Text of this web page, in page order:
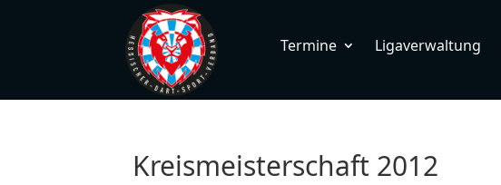
Termine Ligaverwaltung
Kreismeisterschaft 2012